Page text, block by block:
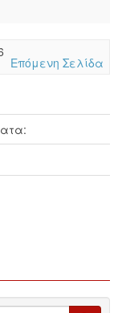
Επόμενη Σελίδα